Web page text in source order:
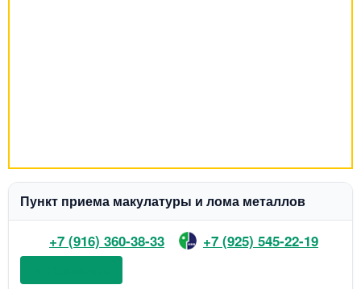
Пункт приема макулатуры и лома металлов
+7 (916) 360-38-33 +7 (925) 545-22-19